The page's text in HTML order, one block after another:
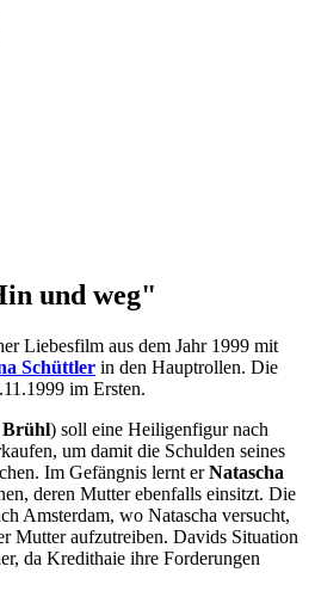
und weg"
Liebesfilm aus dem Jahr 1999 mit
Schüttler in den Hauptrollen. Die
im Ersten.
Brühl) soll eine Heiligenfigur nach
um damit die Schulden seines
Im Gefängnis lernt erNatascha
deren Mutter ebenfalls einsitzt. Die
Amsterdam, wo Natascha versucht,
Mutter aufzutreiben. Davids Situation
da Kredithaie ihre Forderungen